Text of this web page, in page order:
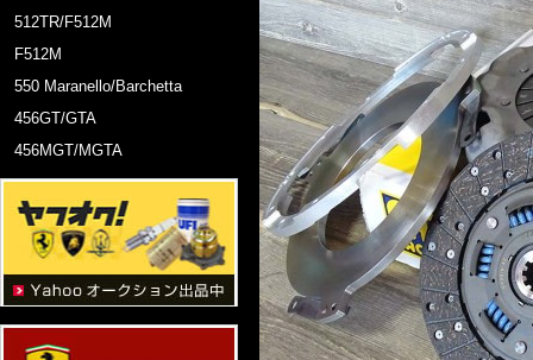
512TR/F512M
F512M
550 Maranello/Barchetta
456GT/GTA
456MGT/MGTA